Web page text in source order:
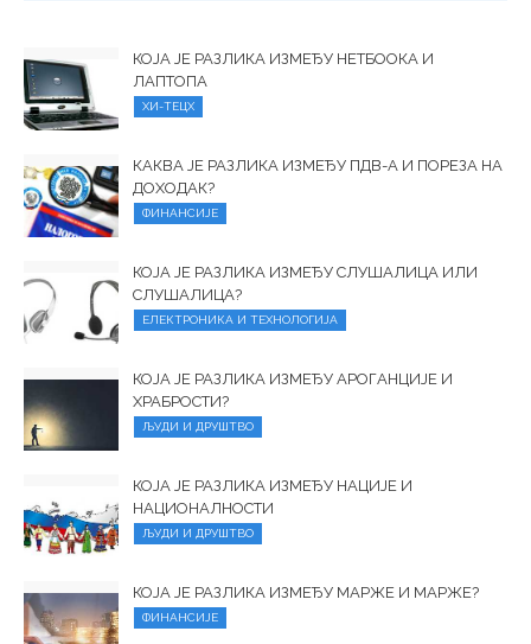
КОЈА ЈЕ РАЗЛИКА ИЗМЕЂУ НЕТБООКА И
ЛАПТОПА
ХИ-ТЕЦХ
КАКВА ЈЕ РАЗЛИКА ИЗМЕЂУ ПДВ-А И ПОРЕЗА НА
ДОХОДАК?
ФИНАНСИЈЕ
КОЈА ЈЕ РАЗЛИКА ИЗМЕЂУ СЛУШАЛИЦА ИЛИ
СЛУШАЛИЦА?
ЕЛЕКТРОНИКА И ТЕХНОЛОГИЈА
КОЈА ЈЕ РАЗЛИКА ИЗМЕЂУ АРОГАНЦИЈЕ И
ХРАБРОСТИ?
ЉУДИ И ДРУШТВО
КОЈА ЈЕ РАЗЛИКА ИЗМЕЂУ НАЦИЈЕ И
НАЦИОНАЛНОСТИ
ЉУДИ И ДРУШТВО
КОЈА ЈЕ РАЗЛИКА ИЗМЕЂУ МАРЖЕ И МАРЖЕ?
ФИНАНСИЈЕ